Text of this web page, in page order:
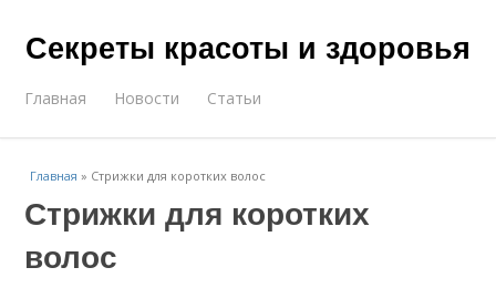
Секреты красоты и здоровья
Главная Новости Статьи
Главная » Стрижки для коротких волос
Стрижки для коротких
волос